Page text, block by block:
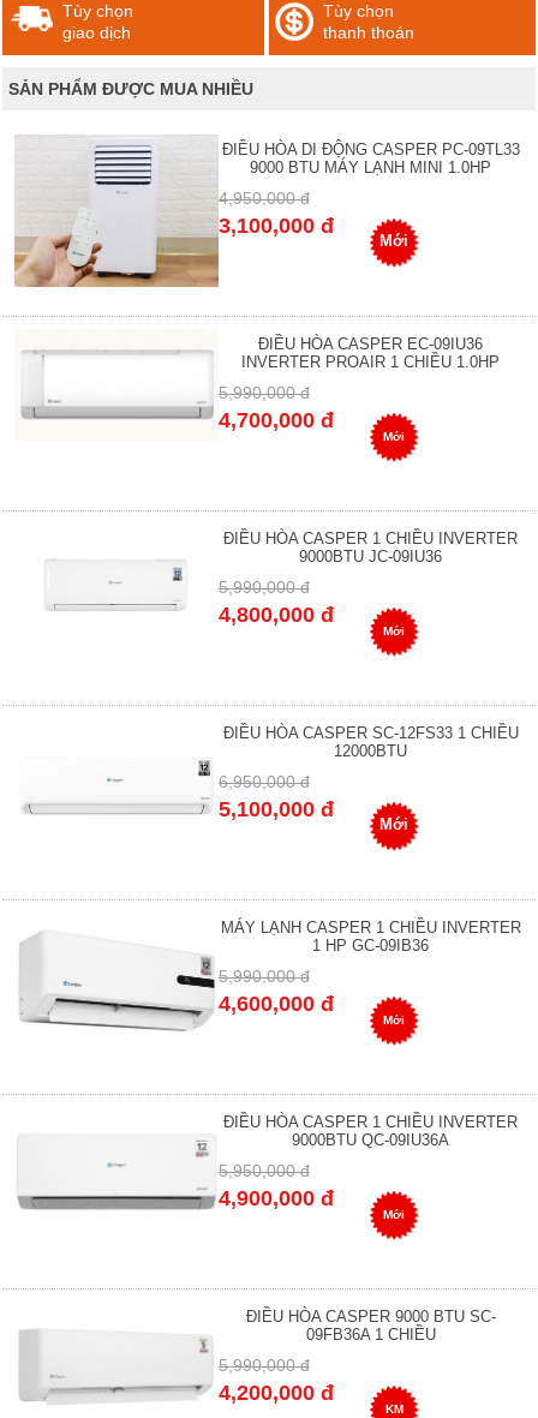
Tùy chọn
giao dịch
Tùy chọn
thanh thoán
SẢN PHẨM ĐƯỢC MUA NHIỀU
ĐIỀU HÒA DI ĐỘNG CASPER PC-09TL33
9000 BTU MÁY LẠNH MINI 1.0HP
4,950,000 đ
3,100,000 đ
Mới
ĐIỀU HÒA CASPER EC-09IU36
INVERTER PROAIR 1 CHIỀU 1.0HP
5,990,000 đ
4,700,000 đ
Mới
ĐIỀU HÒA CASPER 1 CHIỀU INVERTER
9000BTU JC-09IU36
5,990,000 đ
4,800,000 đ
Mới
ĐIỀU HÒA CASPER SC-12FS33 1 CHIỀU
12000BTU
6,950,000 đ
5,100,000 đ
Mới
MÁY LẠNH CASPER 1 CHIỀU INVERTER
1 HP GC-09IB36
5,990,000 đ
4,600,000 đ
Mới
ĐIỀU HÒA CASPER 1 CHIỀU INVERTER
9000BTU QC-09IU36A
5,950,000 đ
4,900,000 đ
Mới
ĐIỀU HÒA CASPER 9000 BTU SC-
09FB36A 1 CHIỀU
5,990,000 đ
4,200,000 đ
KM